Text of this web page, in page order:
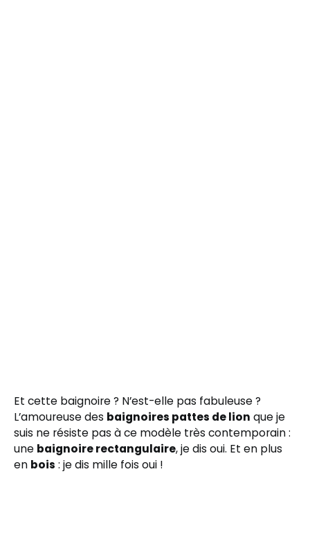
Et cette baignoire ? N’est-elle pas fabuleuse ?
L’amoureuse des baignoires pattes de lion que je
suis ne résiste pas à ce modèle très contemporain :
une baignoire rectangulaire, je dis oui. Et en plus
en bois : je dis mille fois oui !